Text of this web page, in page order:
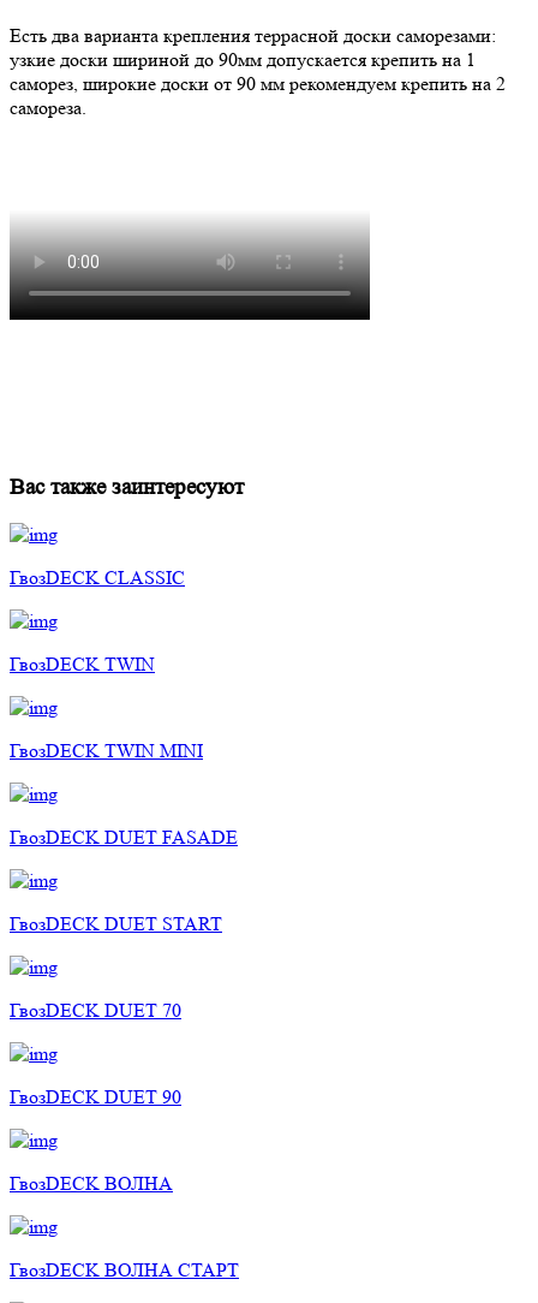
Есть два варианта крепления террасной доски саморезами:
узкие доски шириной до 90мм допускается крепить на 1
саморез, широкие доски от 90 мм рекомендуем крепить на 2
самореза.
Вас также заинтересуют
ГвозDECK CLASSIC
ГвозDECK TWIN
ГвозDECK TWIN MINI
ГвозDECK DUET FASADE
ГвозDECK DUET START
ГвозDECK DUET 70
ГвозDECK DUET 90
ГвозDECK ВОЛНА
ГвозDECK ВОЛНА СТАРТ